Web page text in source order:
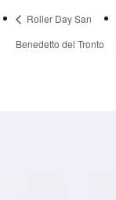
Roller Day San
Benedetto del Tronto